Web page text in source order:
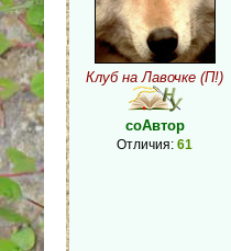
Клуб на Лавочке (П!)
соАвтор
Отличия: 61